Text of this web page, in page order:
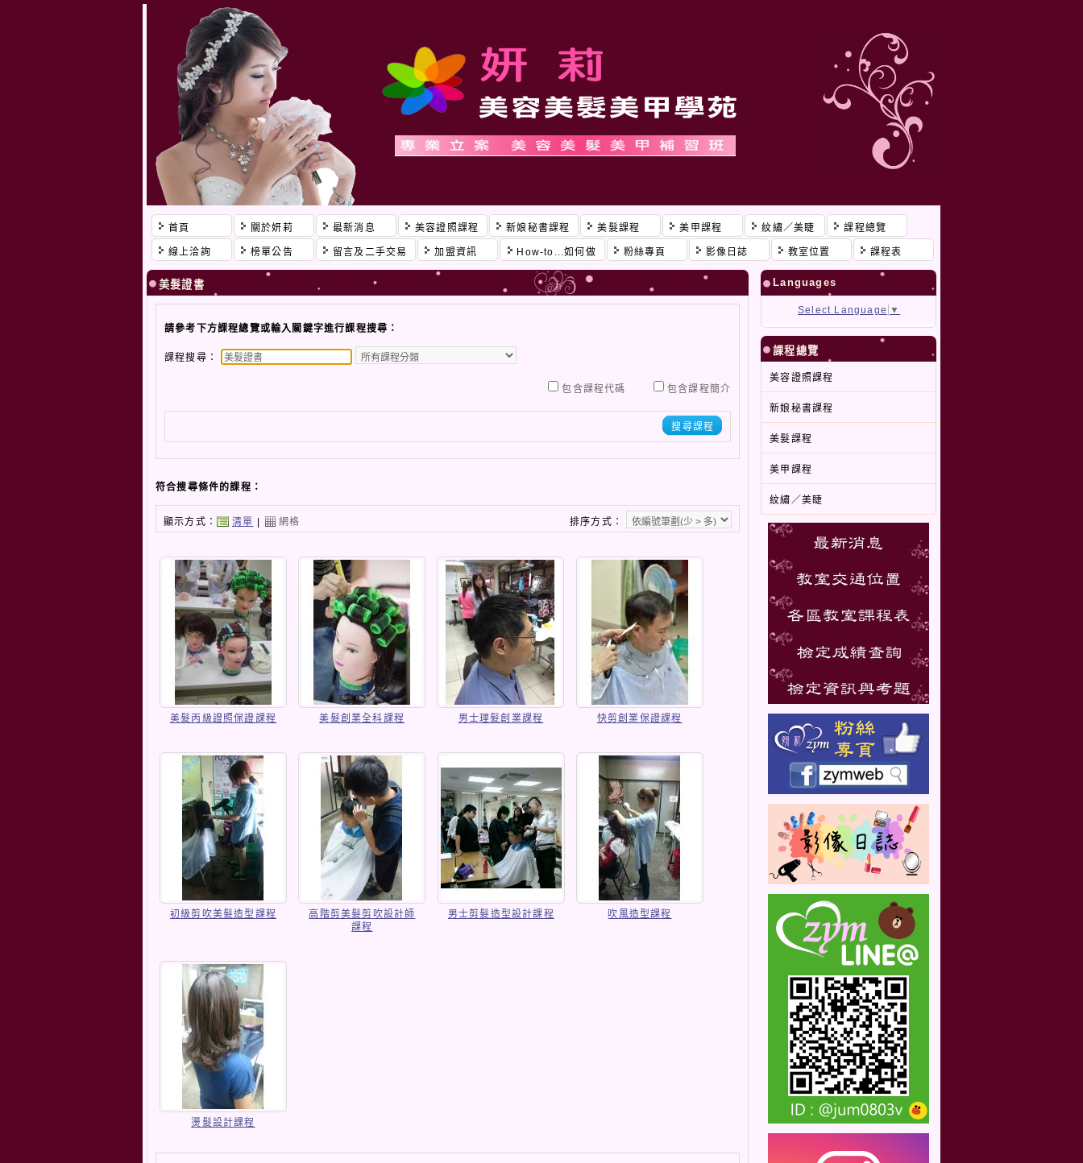
首頁 關於妍莉 最新消息 美容證照課程 新娘秘書課程 美髮課程 美甲課程 紋繡／美睫 課程總覽
線上洽詢 榜單公告 留言及二手交易 加盟資訊 How-to...如何做 粉絲專頁 影像日誌 教室位置 課程表
Languages
Select Language ▼
課程總覽
美容證照課程
新娘秘書課程
美髮課程
美甲課程
紋繡／美睫
美髮證書
請參考下方課程總覽或輸入關鍵字進行課程搜尋：
課程搜尋：
包含課程代碼 包含課程簡介
搜尋課程
符合搜尋條件的課程：
顯示方式： 清單 | 網格 排序方式：
美髮丙級證照保證課程 美髮創業全科課程 男士理髮創業課程 快剪創業保證課程
初級剪吹美髮造型課程
高階剪美髮剪吹設計師
課程
男士剪髮造型設計課程 吹風造型課程
燙髮設計課程